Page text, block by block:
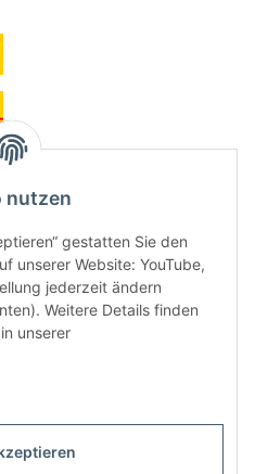
wir ein Ladengeschäft in Hütten:
nutzen
gestatten Sie den
unserer Website: YouTube,
jederzeit ändern
Weitere Details finden
unserer